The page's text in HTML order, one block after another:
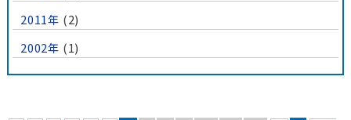
2011年 (2)
2002年 (1)